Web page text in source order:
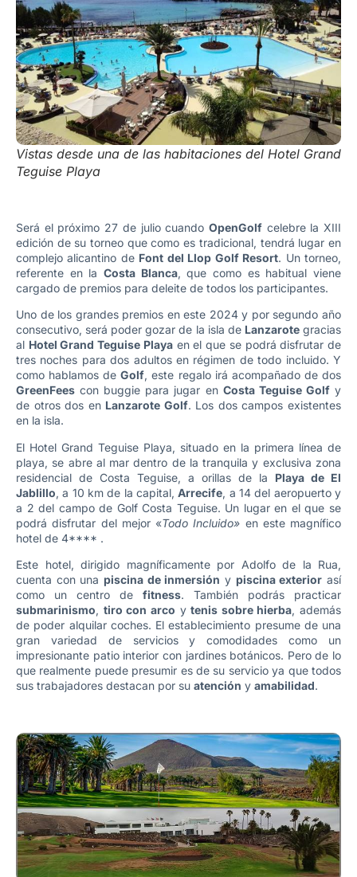
Vistas desde una de las habitaciones del Hotel Grand
Teguise Playa
Será el próximo 27 de julio cuando OpenGolfcelebre la XIII
edición de su torneo que como es tradicional, tendrá lugar en
complejo alicantino de Font del Llop Golf Resort. Un torneo,
referente en la Costa Blanca, que como es habitual viene
cargado de premios para deleite de todos los participantes.
Uno de los grandes premios en este 2024 y por segundo año
consecutivo, será poder gozar de la isla de Lanzarotegracias
al Hotel Grand Teguise Playaen el que se podrá disfrutar de
tres noches para dos adultos en régimen de todo incluido. Y
como hablamos deGolf, este regalo irá acompañado de dos
GreenFees con buggie para jugar en Costa Teguise Golfy
de otros dos en Lanzarote Golf. Los dos campos existentes
en la isla.
El Hotel Grand Teguise Playa, situado en la primera línea de
playa, se abre al mar dentro de la tranquila y exclusiva zona
residencial de Costa Teguise, a orillas de la Playa de El
Jablillo, a 10 km de la capital,Arrecife, a 14 del aeropuerto y
a 2 del campo de Golf Costa Teguise. Un lugar en el que se
podrá disfrutar del mejor «Todo Incluido» en este magnífico
hotel de 4**** .
Este hotel, dirigido magníficamente por Adolfo de la Rua,
cuenta con una piscina de inmersión y piscina exterior así
como un centro de fitness. También podrás practicar
submarinismo, tiro con arco ytenis sobre hierba, además
de poder alquilar coches. El establecimiento presume de una
gran variedad de servicios y comodidades como un
impresionante patio interior con jardines botánicos. Pero de lo
que realmente puede presumir es de su servicio ya que todos
sus trabajadores destacan por su atención y amabilidad.